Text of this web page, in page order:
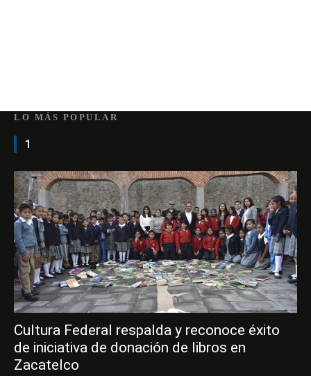
LO MÁS POPULAR
1
Cultura Federal respalda y reconoce éxito
de iniciativa de donación de libros en
Zacatelco